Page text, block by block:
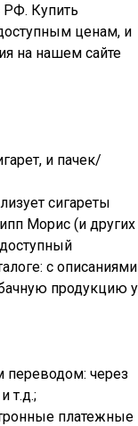
РФ. Купить
ценам, и
на нашем сайте
и пачек/
сигареты
Морис (и других
с описаниями
продукцию у
переводом: через
т.д.;
платежные